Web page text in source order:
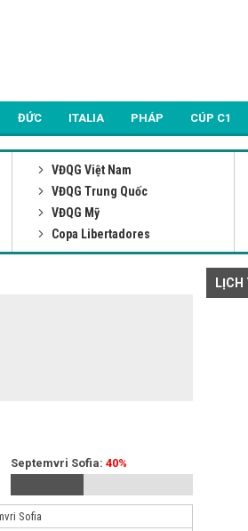
ĐỨC ITALIA PHÁP CÚP C1
VĐQG Việt Nam
VĐQG Trung Quốc
VĐQG Mỹ
Copa Libertadores
Septemvri Sofia: 40%
Sofia
LỊCH